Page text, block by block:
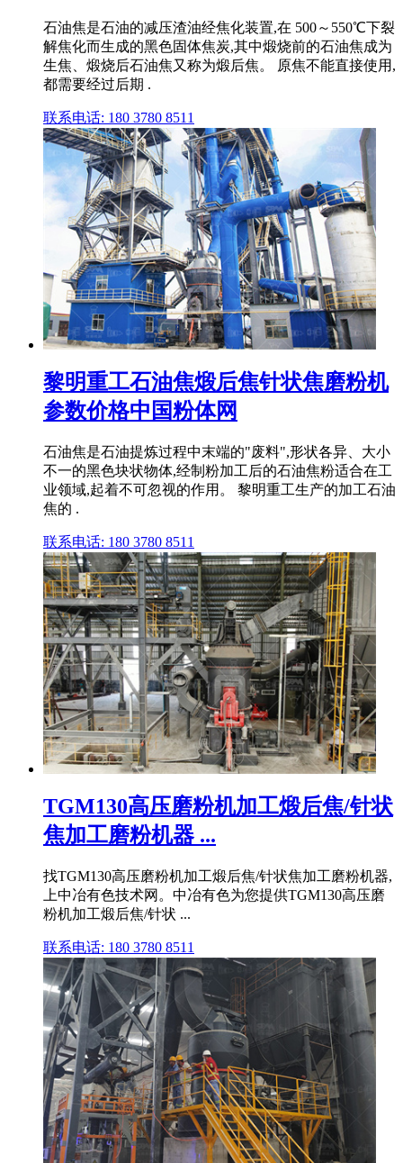
石油焦是石油的减压渣油经焦化装置,在 500～550℃下裂
解焦化而生成的黑色固体焦炭,其中煅烧前的石油焦成为
生焦、煅烧后石油焦又称为煅后焦。 原焦不能直接使用,
都需要经过后期 .
联系电话: 180 3780 8511
黎明重工石油焦煅后焦针状焦磨粉机
参数价格中国粉体网
石油焦是石油提炼过程中末端的"废料",形状各异、大小
不一的黑色块状物体,经制粉加工后的石油焦粉适合在工
业领域,起着不可忽视的作用。 黎明重工生产的加工石油
焦的 .
联系电话: 180 3780 8511
TGM130高压磨粉机加工煅后焦/针状
焦加工磨粉机器 ...
找TGM130高压磨粉机加工煅后焦/针状焦加工磨粉机器,
上中冶有色技术网。中冶有色为您提供TGM130高压磨
粉机加工煅后焦/针状 ...
联系电话: 180 3780 8511